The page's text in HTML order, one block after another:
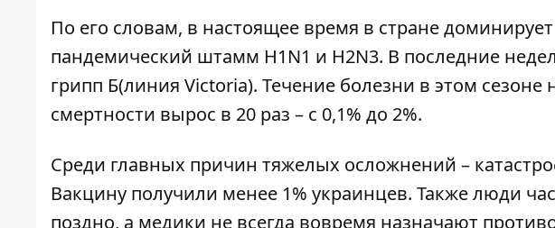
По его словам, в настоящее время в стране
пандемический штамм H1N1 и H2N3. В последние
грипп Б(линия Victoria). Течение болезни в этом сезоне
смертности вырос в 20 раз – с 0,1% до 2%.
Среди главных причин тяжелых осложнений –
Вакцину получили менее 1% украинцев. Также люди
поздно, а медики не всегда вовремя назначают